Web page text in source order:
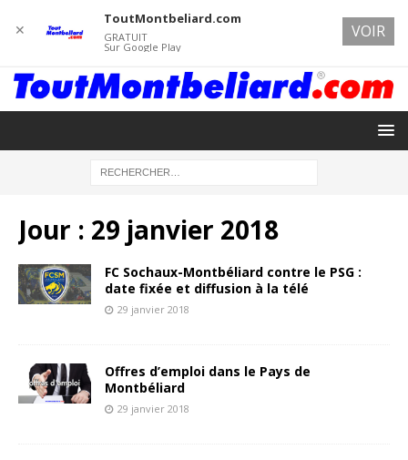
Jour : 29 janvier 2018
FC Sochaux-Montbéliard contre le PSG :
date fixée et diffusion à la télé
29 janvier 2018
Offres d’emploi dans le Pays de
Montbéliard
29 janvier 2018
✕
ToutMontbeliard.com
GRATUIT
Sur Google Play
VOIR